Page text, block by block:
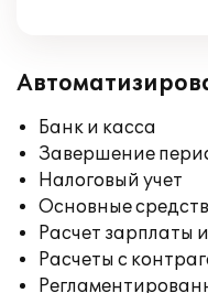
Банк и касса
Завершение
Налоговый учет
Основные
Расчет зарплаты
Расчеты с